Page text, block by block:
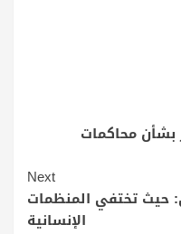
محاكمات
Next
حيث تختفي المنظمات
الإنسانية